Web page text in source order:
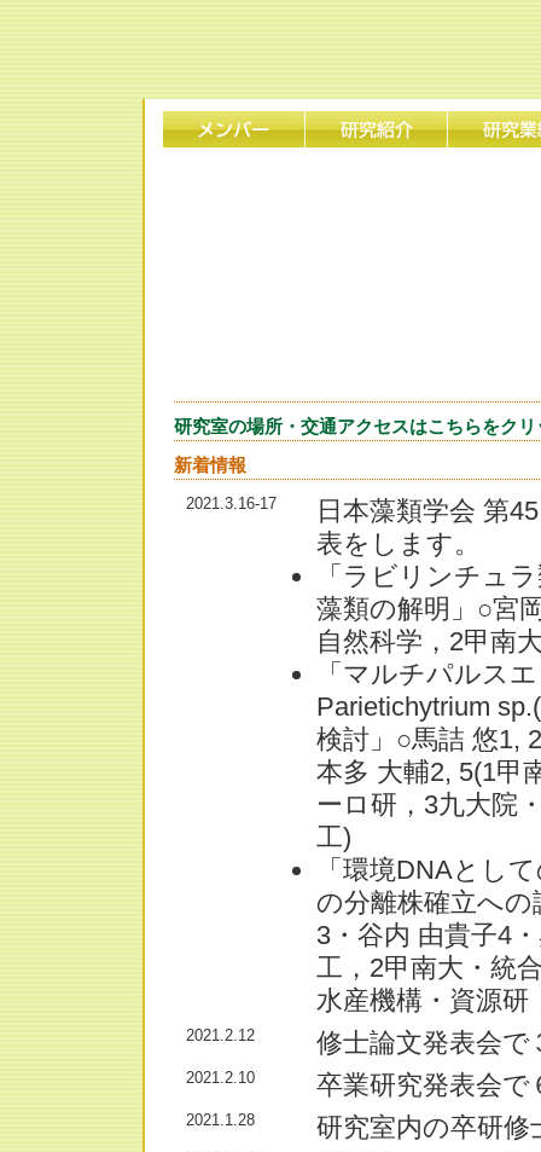
研究室の場所・交通アクセスはこちらをクリ
新着情報
2021.3.16-17
日本藻類学会 第
表をします。
「ラビリンチュ
藻類の解明」○宮
自然科学，2甲南
「マルチパルス
Parietichytrium
検討」○馬詰 悠1,
本多 大輔2, 5(1甲
ーロ研，3九大院
工)
「環境DNAとし
の分離株確立へ
3・谷内 由貴子4
工，2甲南大・統
水産機構・資源研
2021.2.12 修士論文発表会
2021.2.10 卒業研究発表会
2021.1.28 研究室内の卒研